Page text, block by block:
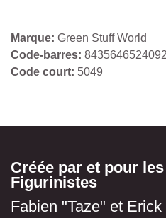
Marque: Green Stuff World
Code-barres: 8435646524092
Code court: 5049
Créée par et pour les
Figurinistes
Fabien "Taze" et